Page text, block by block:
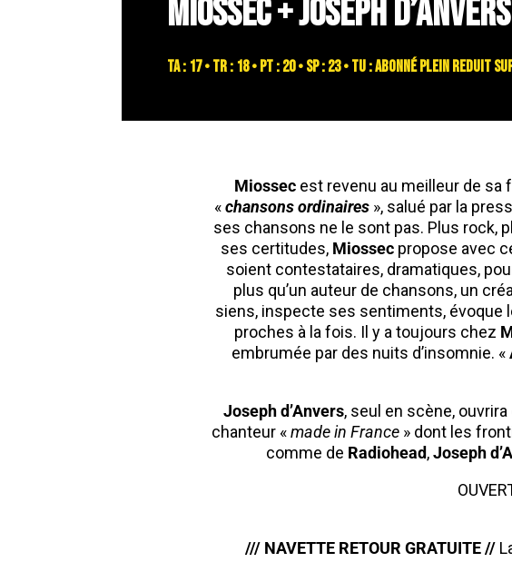
MIOSSEC + JOSEPH
TA : 17 • TR : 18 • PT : 20 • SP : 23 • TU : abonné plein reduit
Miossec est revenu au meilleur de sa
«chansons ordinaires », salué par la
ses chansons ne le sont pas. Plus rock,
ses certitudes, Miossecpropose avec
soient contestataires, dramatiques,
plus qu’un auteur de chansons, un
siens, inspecte ses sentiments, évoque
proches à la fois. Il y a toujours chez
embrumée par des nuits d’insomnie. «
Joseph d’Anvers, seul en scène,
chanteur «made in France » dont les
comme de Radiohead,Joseph
/// NAVETTE RETOUR GRATUITE //